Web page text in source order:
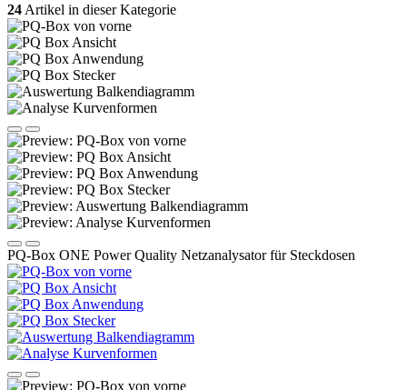
24 Artikel in dieser Kategorie
PQ-Box ONE Power Quality Netzanalysator für Steckdosen